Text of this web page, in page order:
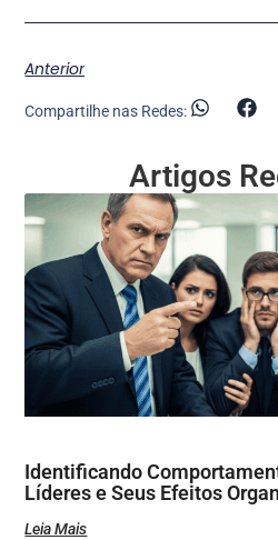
Anterior
Compartilhe nas Redes:
Artigos
Identificando
Líderes e Seus Efeitos
Leia Mais